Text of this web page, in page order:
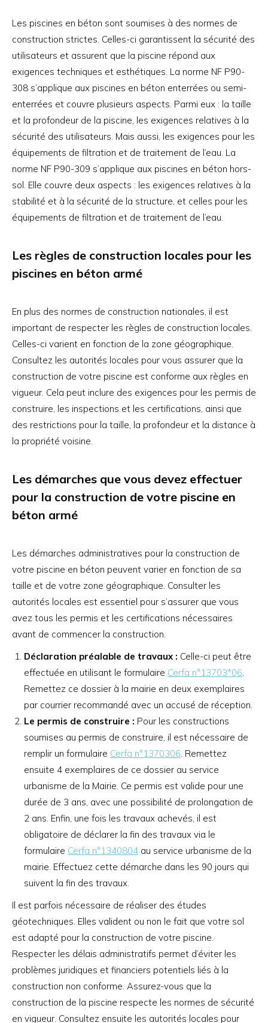
Les piscines en béton sont soumises à des normes de
construction strictes. Celles-ci garantissent la sécurité des
utilisateurs et assurent que la piscine répond aux
exigences techniques et esthétiques. La norme NF P90-
308 s’applique aux piscines en béton enterrées ou semi-
enterrées et couvre plusieurs aspects. Parmi eux : la taille
et la profondeur de la piscine, les exigences relatives à la
sécurité des utilisateurs. Mais aussi, les exigences pour les
équipements de filtration et de traitement de l’eau. La
norme NF P90-309 s’applique aux piscines en béton hors-
sol. Elle couvre deux aspects : les exigences relatives à la
stabilité et à la sécurité de la structure, et celles pour les
équipements de filtration et de traitement de l’eau.
Les règles de construction locales pour les
piscines en béton armé
En plus des normes de construction nationales, il est
important de respecter les règles de construction locales.
Celles-ci varient en fonction de la zone géographique.
Consultez les autorités locales pour vous assurer que la
construction de votre piscine est conforme aux règles en
vigueur. Cela peut inclure des exigences pour les permis de
construire, les inspections et les certifications, ainsi que
des restrictions pour la taille, la profondeur et la distance à
la propriété voisine.
Les démarches que vous devez effectuer
pour la construction de votre piscine en
béton armé
Les démarches administratives pour la construction de
votre piscine en béton peuvent varier en fonction de sa
taille et de votre zone géographique. Consulter les
autorités locales est essentiel pour s’assurer que vous
avez tous les permis et les certifications nécessaires
avant de commencer la construction.
Déclaration préalable de travaux : Celle-ci peut être
effectuée en utilisant le formulaire Cerfa n°13703*06.
Remettez ce dossier à la mairie en deux exemplaires
par courrier recommandé avec un accusé de réception.
Le permis de construire : Pour les constructions
soumises au permis de construire, il est nécessaire de
remplir un formulaire Cerfa n°1370306. Remettez
ensuite 4 exemplaires de ce dossier au service
urbanisme de la Mairie. Ce permis est valide pour une
durée de 3 ans, avec une possibilité de prolongation de
2 ans. Enfin, une fois les travaux achevés, il est
obligatoire de déclarer la fin des travaux via le
formulaire Cerfa n°1340804 au service urbanisme de la
mairie. Effectuez cette démarche dans les 90 jours qui
suivent la fin des travaux.
Il est parfois nécessaire de réaliser des études
géotechniques. Elles valident ou non le fait que votre sol
est adapté pour la construction de votre piscine.
Respecter les délais administratifs permet d’éviter les
problèmes juridiques et financiers potentiels liés à la
construction non conforme. Assurez-vous que la
construction de la piscine respecte les normes de sécurité
en vigueur. Consultez ensuite les autorités locales pour